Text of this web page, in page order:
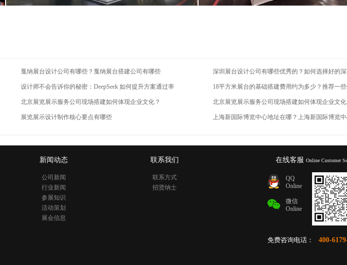
戛纳展台设计公司有哪些？戛纳展台搭建公司有哪些
设计师不会告诉你的秘密：DeepSeek 如何提升方案通过率
北京展览展示服务公司现场搭建如何体现企业文化？ 北京展览展示服务公司现场搭建如何体现企业文
展览展示设计制作核心要点有哪些 上海新国际博览中心地址在哪？上海新国际博览
新闻动态
公司新闻
行业新闻
参展知识
活动策划
展会信息
联系我们
联系方式
招贤纳士
在线客服 Online Customer
QQ
Online
微信
Online
免费咨询电话： 400-